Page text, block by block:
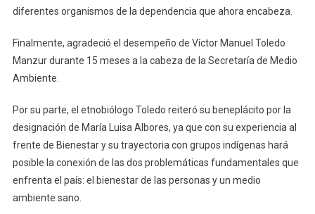
diferentes organismos de la dependencia que ahora encabeza.
Finalmente, agradeció el desempeño de Víctor Manuel Toledo
Manzur durante 15 meses a la cabeza de la Secretaría de Medio
Ambiente.
Por su parte, el etnobiólogo Toledo reiteró su beneplácito por la
designación de María Luisa Albores, ya que con su experiencia al
frente de Bienestar y su trayectoria con grupos indígenas hará
posible la conexión de las dos problemáticas fundamentales que
enfrenta el país: el bienestar de las personas y un medio
ambiente sano.